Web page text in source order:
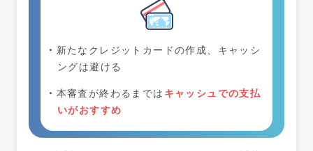
新たなクレジットカードの作成、キャッシ
ングは避ける
本審査が終わるまでは キャッシュでの支払
いがおすすめ